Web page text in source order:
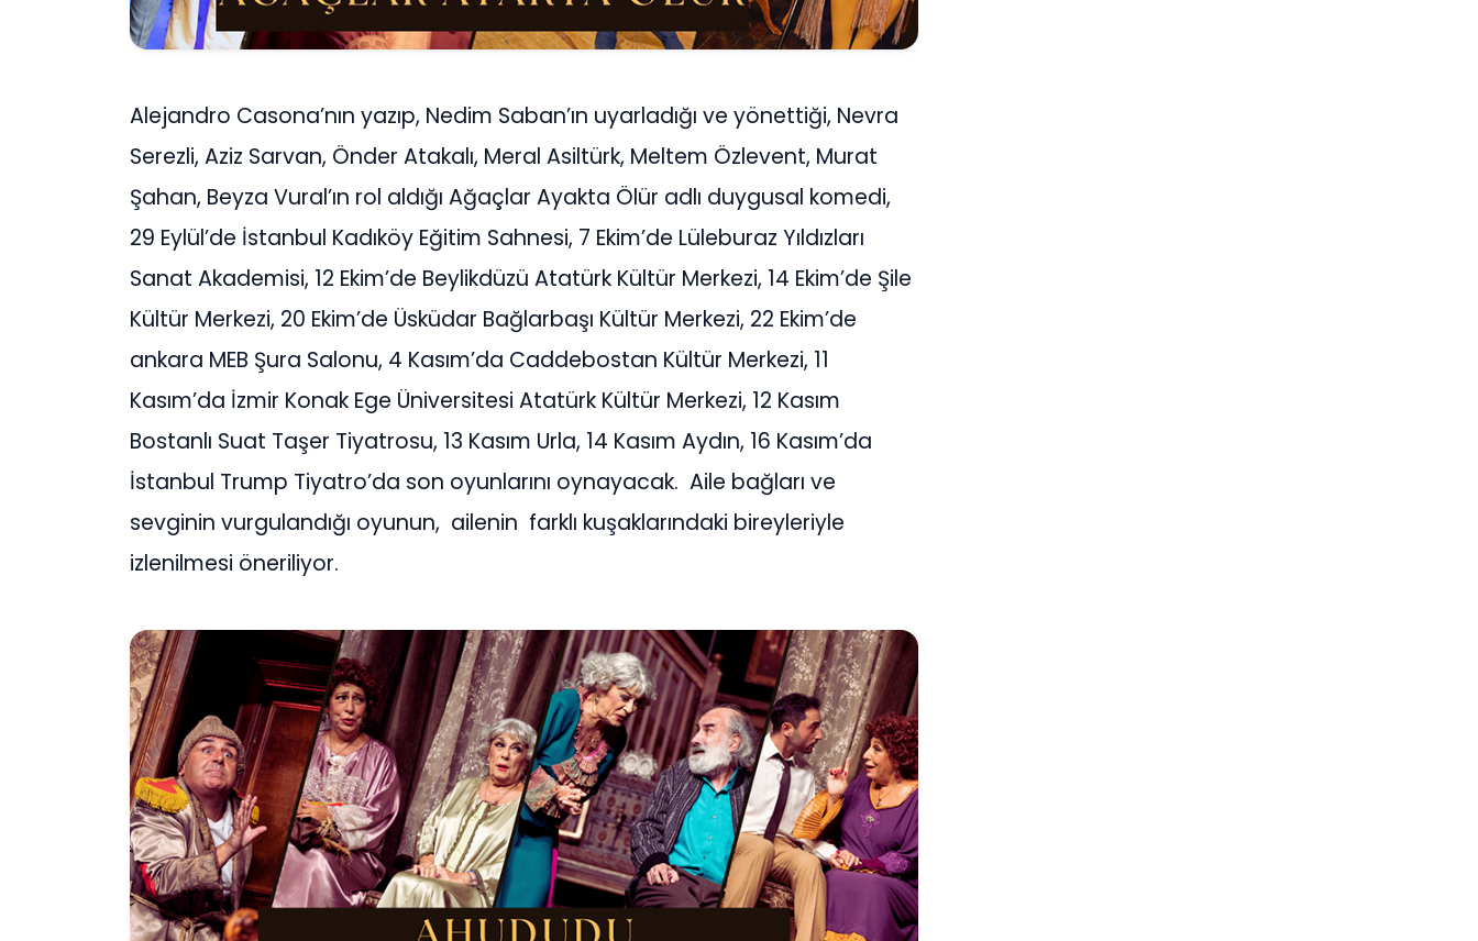
Alejandro Casona’nın yazıp, Nedim Saban’ın uyarladığı ve yönettiği, Nevra
Serezli, Aziz Sarvan, Önder Atakalı, Meral Asiltürk, Meltem Özlevent, Murat
Şahan, Beyza Vural’ın rol aldığı Ağaçlar Ayakta Ölür adlı duygusal komedi,
29 Eylül’de İstanbul Kadıköy Eğitim Sahnesi, 7 Ekim’de Lüleburaz Yıldızları
Sanat Akademisi, 12 Ekim’de Beylikdüzü Atatürk Kültür Merkezi, 14 Ekim’de Şile
Kültür Merkezi, 20 Ekim’de Üsküdar Bağlarbaşı Kültür Merkezi, 22 Ekim’de
ankara MEB Şura Salonu, 4 Kasım’da Caddebostan Kültür Merkezi, 11
Kasım’da İzmir Konak Ege Üniversitesi Atatürk Kültür Merkezi, 12 Kasım
Bostanlı Suat Taşer Tiyatrosu, 13 Kasım Urla, 14 Kasım Aydın, 16 Kasım’da
İstanbul Trump Tiyatro’da son oyunlarını oynayacak. Aile bağları ve
sevginin vurgulandığı oyunun, ailenin farklı kuşaklarındaki bireyleriyle
izlenilmesi öneriliyor.